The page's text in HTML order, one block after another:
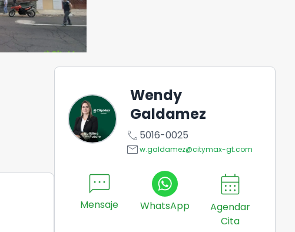
Wendy
Galdamez
call 5016-0025
emailw.galdamez@citymax-gt.com
sms
Mensaje WhatsApp
calendar_month
Agendar
Cita